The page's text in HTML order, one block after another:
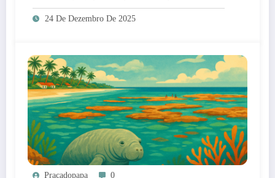
2025, ficará para 2026
24 De Dezembro De 2025
Pracadopapa 0